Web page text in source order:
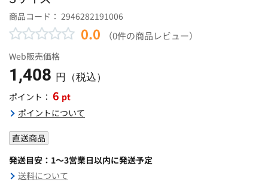
商品コード： 2946282191006
0.0 （0件の商品レビュー）
Web販売価格
1,408 円（税込）
ポイント： 6 pt
ポイントについて
直送商品
発送目安：1～3営業日以内に発送予定
送料について